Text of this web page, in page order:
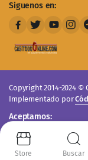
Siguenos en:
Copyright 2014-2024 ©
Implementado por
Aceptamos:
Store Buscar